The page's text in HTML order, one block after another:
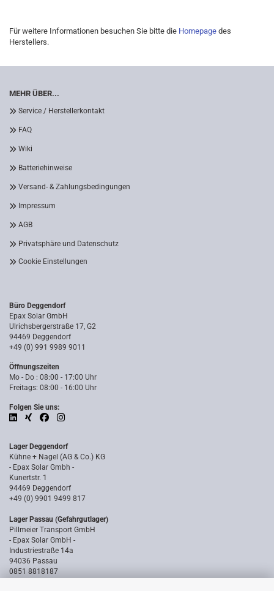
Für weitere Informationen besuchen Sie bitte die Homepage des
Herstellers.
MEHR ÜBER...
Service / Herstellerkontakt
FAQ
Wiki
Batteriehinweise
Versand- & Zahlungsbedingungen
Impressum
AGB
Privatsphäre und Datenschutz
Cookie Einstellungen
Büro Deggendorf
Epax Solar GmbH
Ulrichsbergerstraße 17, G2
94469 Deggendorf
+49 (0) 991 9989 9011
Öffnungszeiten
Mo - Do : 08:00 - 17:00 Uhr
Freitags: 08:00 - 16:00 Uhr
Folgen Sie uns:
Lager Deggendorf
Kühne + Nagel (AG & Co.) KG
- Epax Solar Gmbh -
Kunertstr. 1
94469 Deggendorf
+49 (0) 9901 9499 817
Lager Passau (Gefahrgutlager)
Pillmeier Transport GmbH
- Epax Solar GmbH -
Industriestraße 14a
94036 Passau
0851 8818187